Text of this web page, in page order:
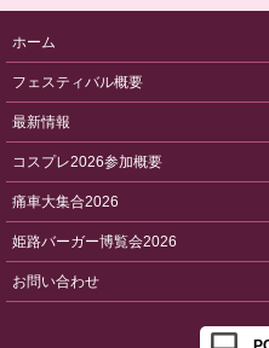
ホーム
フェスティバル概要
最新情報
コスプレ2026参加概要
痛車大集合2026
姫路バーガー博覧会2026
お問い合わせ